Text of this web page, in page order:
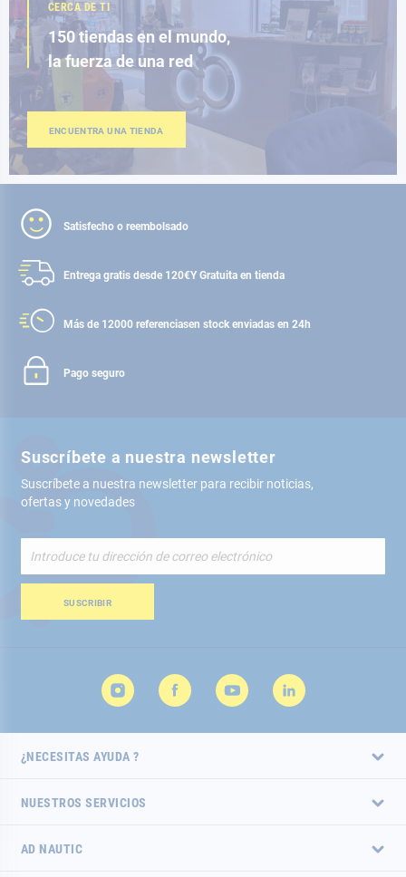
CERCA DE TI
150 tiendas en el mundo,
la fuerza de una red
ENCUENTRA UNA TIENDA
Satisfecho o reembolsado
Entrega gratis desde 120€Y Gratuita en tienda
Más de 12000 referenciasen stock enviadas en 24h
Pago seguro
Suscríbete a nuestra newsletter
Suscríbete a nuestra newsletter para recibir noticias,
ofertas y novedades
nuestro
de
SUSCRIBIR
¿NECESITAS AYUDA ?
NUESTROS SERVICIOS
AD NAUTIC